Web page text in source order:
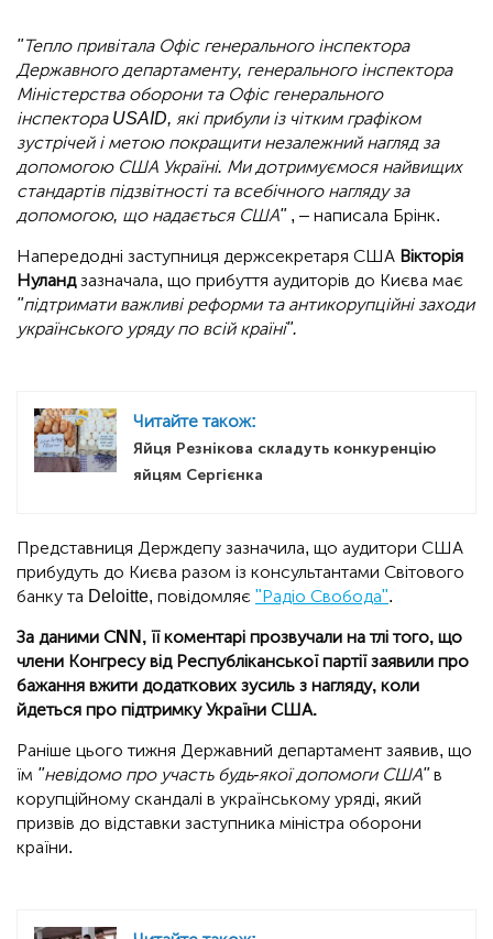
"Тепло привітала Офіс генерального інспектора
Державного департаменту, генерального інспектора
Міністерства оборони та Офіс генерального
інспектора USAID, які прибули із чітким графіком
зустрічей і метою покращити незалежний нагляд за
допомогою США Україні. Ми дотримуємося найвищих
стандартів підзвітності та всебічного нагляду за
допомогою, що надається США", – написала Брінк.
Напередодні заступниця держсекретаря США Вікторія
Нуландзазначала, що прибуття аудиторів до Києва має
"підтримати важливі реформи та антикорупційні заходи
українського уряду по всій країні".
Читайте також:
Яйця Резнікова складуть конкуренцію
яйцям Сергієнка
Представниця Держдепу зазначила, що аудитори США
прибудуть до Києва разом із консультантами Світового
банку та Deloitte, повідомляє "Радіо Свобода".
За даними СNN, її коментарі прозвучали на тлі того, що
члени Конгресу від Республіканської партії заявили про
бажання вжити додаткових зусиль з нагляду, коли
йдеться про підтримку України США.
Раніше цього тижня Державний департамент заявив, що
їм "невідомо про участь будь-якої допомоги США"в
корупційному скандалі в українському уряді, який
призвів до відставки заступника міністра оборони
країни.